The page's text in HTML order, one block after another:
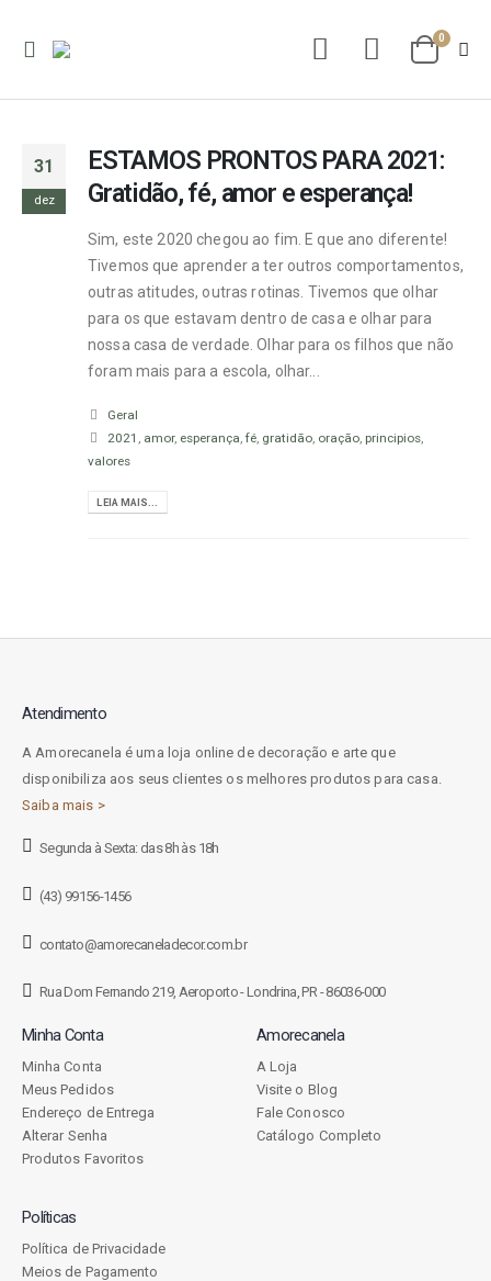
0
31
dez
ESTAMOS PRONTOS PARA 2021:
Gratidão, fé, amor e esperança!
Sim, este 2020 chegou ao fim. E que ano diferente!
Tivemos que aprender a ter outros comportamentos,
outras atitudes, outras rotinas. Tivemos que olhar
para os que estavam dentro de casa e olhar para
nossa casa de verdade. Olhar para os filhos que não
foram mais para a escola, olhar...
Geral
2021 , amor, esperança, fé, gratidão, oração, principios,
valores
LEIA MAIS...
Atendimento
A Amorecanela é uma loja online de decoração e arte que
disponibiliza aos seus clientes os melhores produtos para casa.
Saiba mais >
Segunda à Sexta: das 8h às 18h
(43) 99156-1456
contato@amorecaneladecor.com.br
Rua Dom Fernando 219, Aeroporto - Londrina, PR - 86036-000
Minha Conta
Minha Conta
Meus Pedidos
Endereço de Entrega
Alterar Senha
Produtos Favoritos
Amorecanela
A Loja
Visite o Blog
Fale Conosco
Catálogo Completo
Políticas
Política de Privacidade
Meios de Pagamento